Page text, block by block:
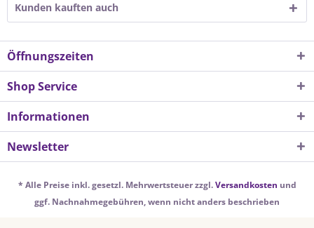
Kunden kauften auch
Öffnungszeiten
Shop Service
Informationen
Newsletter
* Alle Preise inkl. gesetzl. Mehrwertsteuer zzgl.Versandkosten und
ggf. Nachnahmegebühren, wenn nicht anders beschrieben